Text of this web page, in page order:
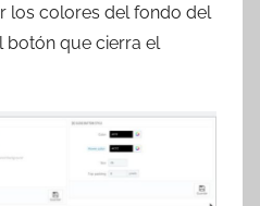
los colores del fondo del
que cierra el